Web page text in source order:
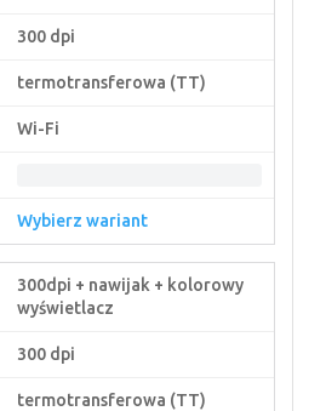
300 dpi
termotransferowa (TT)
Wi-Fi
Wybierz wariant
300dpi + nawijak + kolorowy
wyświetlacz
300 dpi
termotransferowa (TT)